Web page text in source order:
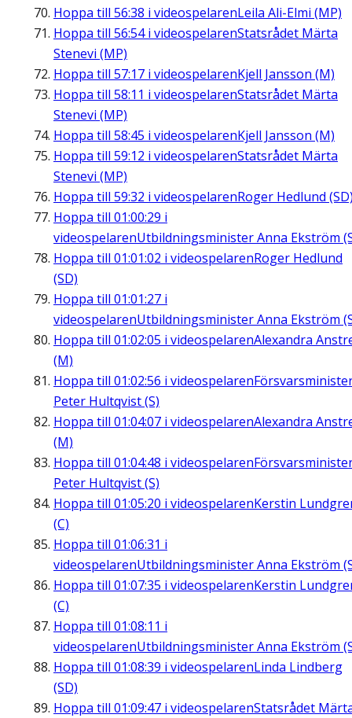
Hoppa till 56:38 i videospelarenLeila Ali-Elmi (MP)
Hoppa till 56:54i videospelarenStatsrådet Märta
Stenevi (MP)
Hoppa till 57:17 i videospelarenKjell Jansson (M)
Hoppa till 58:11 i videospelarenStatsrådet Märta
Stenevi (MP)
Hoppa till 58:45 i videospelarenKjell Jansson (M)
Hoppa till 59:12 i videospelarenStatsrådet Märta
Stenevi (MP)
Hoppa till 59:32 i videospelarenRoger Hedlund
Hoppa till 01:00:29 i
videospelarenUtbildningsminister Anna Ekström
Hoppa till 01:01:02 i videospelarenRoger Hedlund
(SD)
Hoppa till 01:01:27 i
videospelarenUtbildningsminister Anna Ekström
Hoppa till 01:02:05 i videospelarenAlexandra
(M)
Hoppa till 01:02:56 i videospelaren
Peter Hultqvist (S)
Hoppa till 01:04:07 i videospelarenAlexandra
(M)
Hoppa till 01:04:48 i videospelaren
Peter Hultqvist (S)
Hoppa till 01:05:20 i videospelarenKerstin
(C)
Hoppa till 01:06:31 i
videospelarenUtbildningsminister Anna Ekström
Hoppa till 01:07:35 i videospelarenKerstin
(C)
Hoppa till 01:08:11 i
videospelarenUtbildningsminister Anna Ekström
Hoppa till 01:08:39 i videospelarenLinda Lindberg
(SD)
Hoppa till 01:09:47 i videospelarenStatsrådet